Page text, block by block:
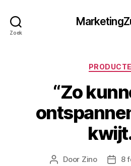
Zoek
“Zo
Berichtauteur
Door Zino 8